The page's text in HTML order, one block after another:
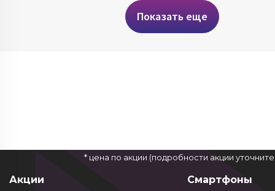
Показать еще
* цена по акции (подробности акции
Акции
Смартфоны